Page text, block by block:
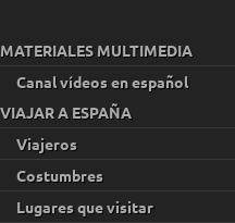
MATERIALES MULTIMEDIA
Canal vídeos en español
VIAJAR A ESPAÑA
Viajeros
Costumbres
Lugares que visitar